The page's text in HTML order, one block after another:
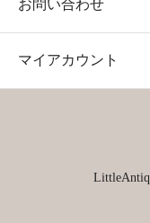
お問い合わせ
マイアカウント